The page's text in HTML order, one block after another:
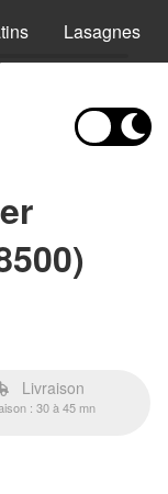
Lasagnes
Livraison
: 30 à 45 mn